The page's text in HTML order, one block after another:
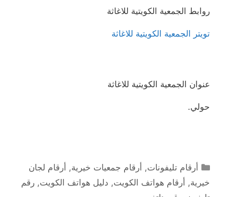
روابط الجمعية الكويتية للاغاثة
تويتر الجمعية الكويتية للاغاثة
عنوان الجمعية الكويتية للاغاثة
حولي.
التصنيفات
أرقام تليفونات, أرقام جمعيات خيرية, أرقام لجان
خيرية, أرقام هواتف الكويت, دليل هواتف الكويت, رقم